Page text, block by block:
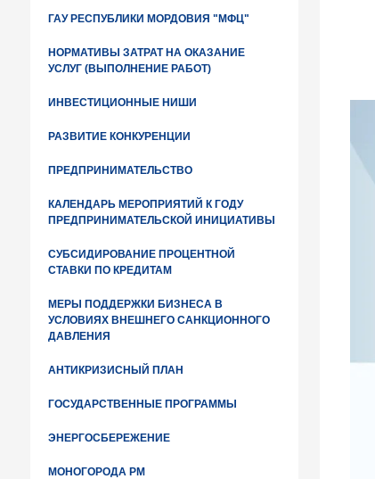
ГАУ РЕСПУБЛИКИ МОРДОВИЯ "МФЦ"
НОРМАТИВЫ ЗАТРАТ НА ОКАЗАНИЕ
УСЛУГ (ВЫПОЛНЕНИЕ РАБОТ)
ИНВЕСТИЦИОННЫЕ НИШИ
РАЗВИТИЕ КОНКУРЕНЦИИ
ПРЕДПРИНИМАТЕЛЬСТВО
КАЛЕНДАРЬ МЕРОПРИЯТИЙ К ГОДУ
ПРЕДПРИНИМАТЕЛЬСКОЙ ИНИЦИАТИВЫ
СУБСИДИРОВАНИЕ ПРОЦЕНТНОЙ
СТАВКИ ПО КРЕДИТАМ
МЕРЫ ПОДДЕРЖКИ БИЗНЕСА В
УСЛОВИЯХ ВНЕШНЕГО САНКЦИОННОГО
ДАВЛЕНИЯ
АНТИКРИЗИСНЫЙ ПЛАН
ГОСУДАРСТВЕННЫЕ ПРОГРАММЫ
ЭНЕРГОСБЕРЕЖЕНИЕ
МОНОГОРОДА РМ